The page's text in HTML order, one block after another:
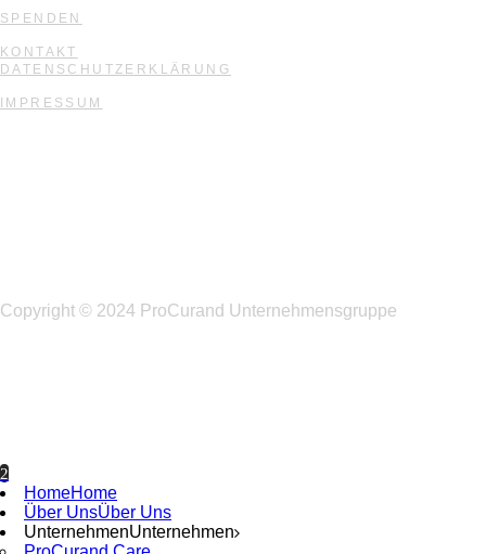
SPENDEN
KONTAKT
DATENSCHUTZERKLÄRUNG
IMPRESSUM
Copyright © 2024 ProCurand Unternehmensgruppe
HomeHome
Über UnsÜber Uns
UnternehmenUnternehmen